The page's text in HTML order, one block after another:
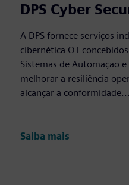
DPS Cyber
A DPS fornece serviços
cibernética OT
Sistemas de Automação
melhorar a resiliência
alcançar a conformidade...
Saiba mais